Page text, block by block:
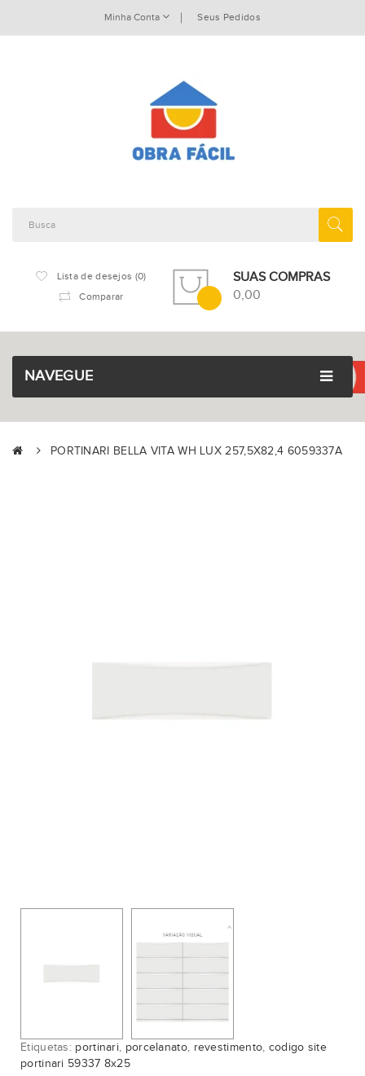
Minha Conta Seus Pedidos
Lista de desejos (0)
Comparar
SUAS COMPRAS
0,00
NAVEGUE
PORTINARI BELLA VITA WH LUX 257,5X82,4 6059337A
Etiquetas: portinari, porcelanato, revestimento, codigo site
portinari 59337 8x25